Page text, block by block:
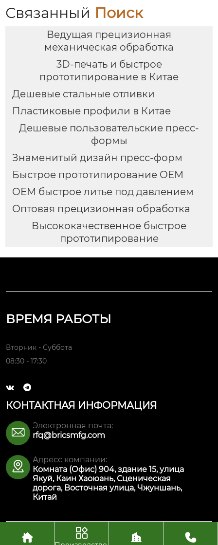
Связанный Поиск
Ведущая прецизионная
механическая обработка
3D-печать и быстрое
прототипирование в Китае
Дешевые стальные отливки
Пластиковые профили в Китае
Дешевые пользовательские пресс-
формы
Знаменитый дизайн пресс-форм
Быстрое прототипирование OEM
OEM быстрое литье под давлением
Оптовая прецизионная обработка
Высококачественное быстрое
прототипирование
ВРЕМЯ РАБОТЫ
Вторник - Суббота
08:30 - 17:30
 
КОНТАКТНАЯ ИНФОРМАЦИЯ

Электронная почта:
rfq@bricsmfg.com

Адресс компании:
Комната (Офис) 904, здание 15, улица
Якуй, Каин Хаоюань, Сценическая
дорога, Восточная улица, Чжуншань,
Китай
Авторское право© ООО Интеллектуальная
   